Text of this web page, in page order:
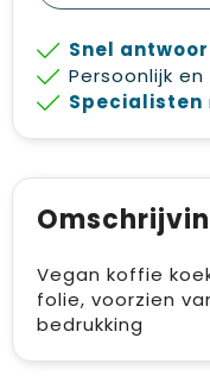
Snel
Persoonlijk en
Specialisten
Vegan koffie
folie, voorzien
bedrukking